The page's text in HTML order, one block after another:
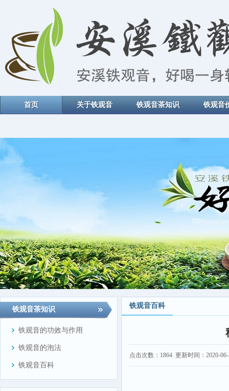
首页 关于铁观音 铁观音茶知识 铁观音
铁观音茶知识
铁观音的功效与作用
铁观音的泡法
铁观音百科
铁观音百科
点击次数： 1864 更新时间：2020-